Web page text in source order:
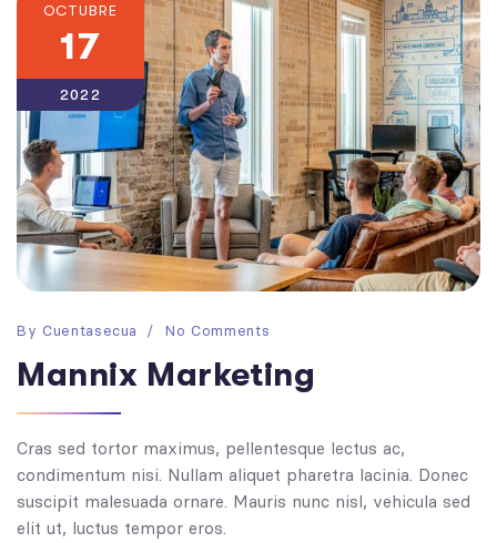
OCTUBRE
17
2022
By Cuentasecua No Comments
Mannix Marketing
Cras sed tortor maximus, pellentesque lectus ac,
condimentum nisi. Nullam aliquet pharetra lacinia. Donec
suscipit malesuada ornare. Mauris nunc nisl, vehicula sed
elit ut, luctus tempor eros.